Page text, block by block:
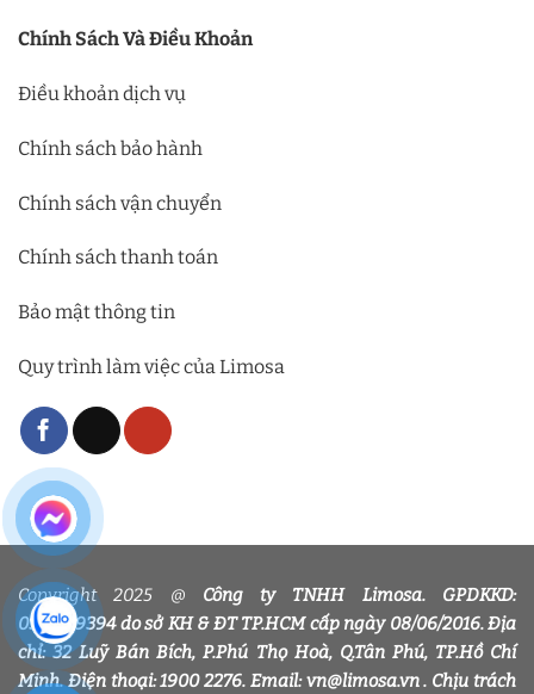
Chính Sách Và Điều Khoản
Điều khoản dịch vụ
Chính sách bảo hành
Chính sách vận chuyển
Chính sách thanh toán
Bảo mật thông tin
Quy trình làm việc của Limosa
Copyright 2025 @ Công ty TNHH Limosa. GPDKKD:
0318339394 do sở KH & ĐT TP.HCM cấp ngày 08/06/2016. Địa
chỉ: 32 Luỹ Bán Bích, P.Phú Thọ Hoà, Q.Tân Phú, TP.Hồ Chí
Minh. Điện thoại: 1900 2276. Email: vn@limosa.vn . Chịu trách